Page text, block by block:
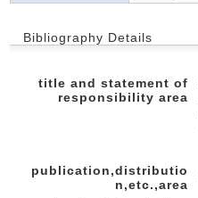
Bibliography Details
title and statement of
responsibility area
publication,distributio
n,etc.,area